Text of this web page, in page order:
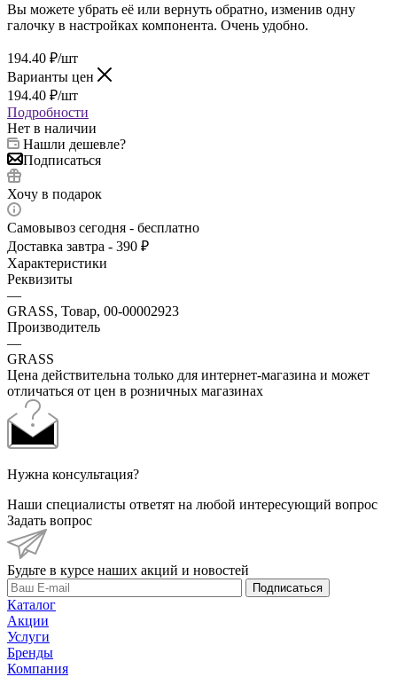
Вы можете убрать её или вернуть обратно, изменив одну
галочку в настройках компонента. Очень удобно.
194.40 ₽/шт
Варианты цен
194.40 ₽/шт
Подробности
Нет в наличии
Нашли дешевле?
Подписаться
Хочу в подарок
Самовывоз сегодня - бесплатно
Доставка завтра - 390 ₽
Характеристики
Реквизиты
—
GRASS, Товар, 00-00002923
Производитель
—
GRASS
Цена действительна только для интернет-магазина и может
отличаться от цен в розничных магазинах
Нужна консультация?
Наши специалисты ответят на любой интересующий вопрос
Задать вопрос
Будьте в курсе наших акций и новостей
Подписаться
Каталог
Акции
Услуги
Бренды
Компания